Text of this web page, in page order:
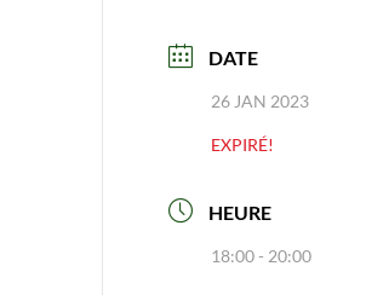
DATE
26 JAN 2023
EXPIRÉ!
HEURE
18:00 - 20:00